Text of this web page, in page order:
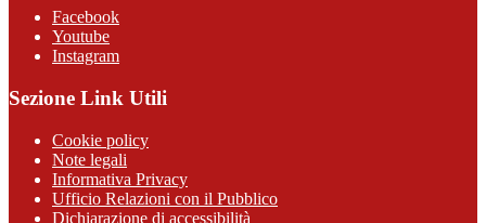
Facebook
Youtube
Instagram
Sezione Link Utili
Cookie policy
Note legali
Informativa Privacy
Ufficio Relazioni con il Pubblico
Dichiarazione di accessibilità